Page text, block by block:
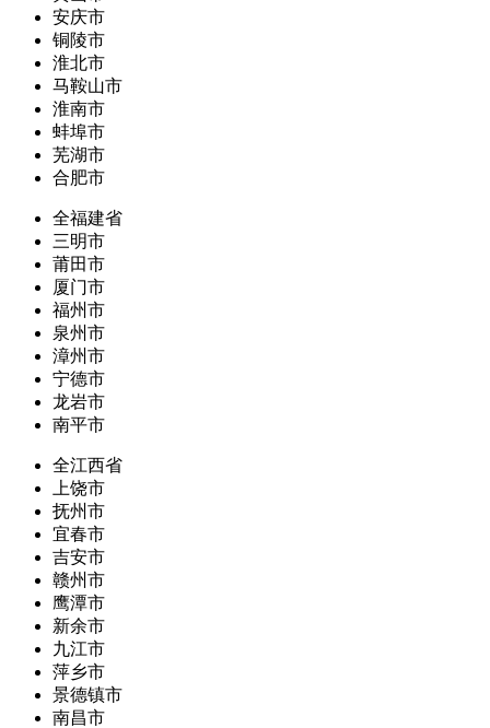
安庆市
铜陵市
淮北市
马鞍山市
淮南市
蚌埠市
芜湖市
合肥市
全福建省
三明市
莆田市
厦门市
福州市
泉州市
漳州市
宁德市
龙岩市
南平市
全江西省
上饶市
抚州市
宜春市
吉安市
赣州市
鹰潭市
新余市
九江市
萍乡市
景德镇市
南昌市